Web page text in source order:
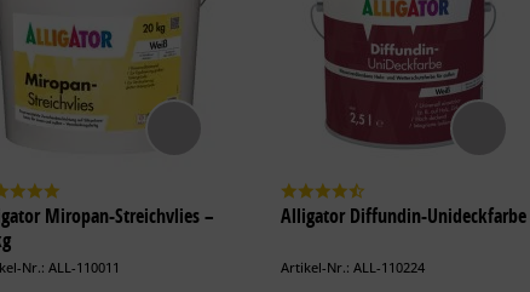
Miropan-Streichvlies –
Nr.: ALL-110011
Alligator Diffundin-Unideckfarbe
Artikel-Nr.: ALL-110224